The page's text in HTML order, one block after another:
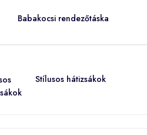
Babakocsi rendezőtáska
Stílusos hátizsákok